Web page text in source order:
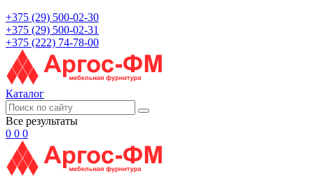
+375 (29) 500-02-30
+375 (29) 500-02-31
+375 (222) 74-78-00
Каталог
Все результаты
0 0 0